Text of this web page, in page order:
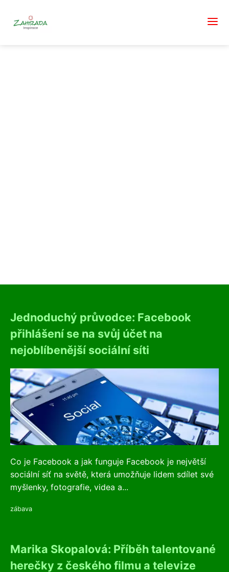
Jednoduchý průvodce: Facebook
přihlášení se na svůj účet na
nejoblíbenější sociální síti
Co je Facebook a jak funguje Facebook je největší
sociální síť na světě, která umožňuje lidem sdílet své
myšlenky, fotografie, videa a...
zábava
Marika Skopalová: Příběh talentované
herečky z českého filmu a televize